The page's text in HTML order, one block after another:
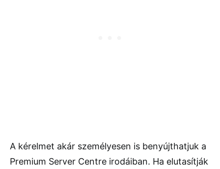
A kérelmet akár személyesen is benyújthatjuk a
Premium Server Centre irodáiban. Ha elutasítják